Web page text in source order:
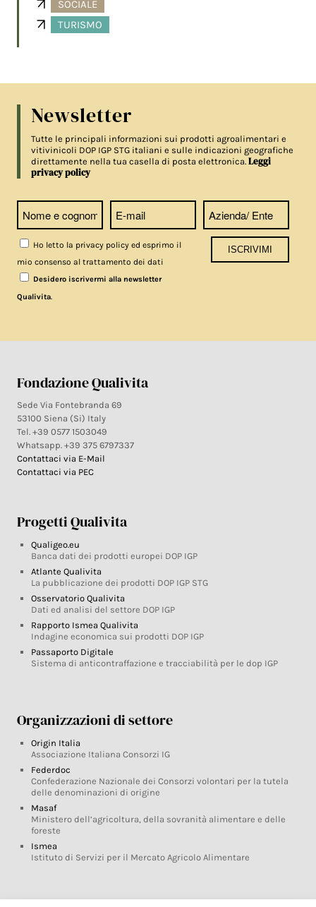
SOCIALE
TURISMO
Newsletter
Tutte le principali informazioni sui prodotti agroalimentari e
vitivinicoli DOP IGP STG italiani e sulle indicazioni geografiche
direttamente nella tua casella di posta elettronica.Leggi
privacy policy
Ho letto la privacy policy ed esprimo il
mio consenso al trattamento dei dati
Desidero iscrivermi alla newsletter
Qualivita.
Fondazione Qualivita
Sede Via Fontebranda 69
53100 Siena (Si) Italy
Tel. +39 0577 1503049
Whatsapp. +39 375 6797337
Contattaci via E-Mail
Contattaci via PEC
Progetti Qualivita
Qualigeo.eu
Banca dati dei prodotti europei DOP IGP
Atlante Qualivita
La pubblicazione dei prodotti DOP IGP STG
Osservatorio Qualivita
Dati ed analisi del settore DOP IGP
Rapporto Ismea Qualivita
Indagine economica sui prodotti DOP IGP
Passaporto Digitale
Sistema di anticontraffazione e tracciabilità per le dop IGP
Organizzazioni di settore
Origin Italia
Associazione Italiana Consorzi IG
Federdoc
Confederazione Nazionale dei Consorzi volontari per la tutela
delle denominazioni di origine
Masaf
Ministero dell’agricoltura, della sovranità alimentare e delle
foreste
Ismea
Istituto di Servizi per il Mercato Agricolo Alimentare